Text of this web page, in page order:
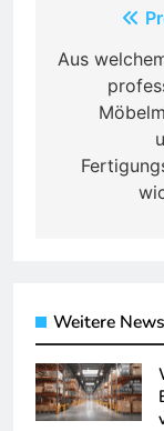
Aus
Weitere